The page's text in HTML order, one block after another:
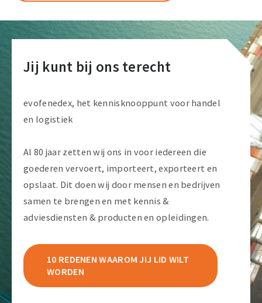
Jij kunt bij ons terecht
evofenedex, het kennisknooppunt voor handel
en logistiek
Al 80 jaar zetten wij ons in voor iedereen die
goederen vervoert, importeert, exporteert en
opslaat. Dit doen wij door mensen en bedrijven
samen te brengen en met kennis &
adviesdiensten & producten en opleidingen.
10 REDENEN WAAROM JIJ LID WILT
WORDEN